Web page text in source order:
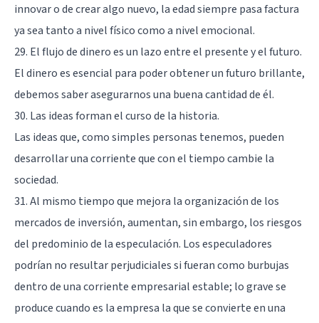
innovar o de crear algo nuevo, la edad siempre pasa factura
ya sea tanto a nivel físico como a nivel emocional.
29. El flujo de dinero es un lazo entre el presente y el futuro.
El dinero es esencial para poder obtener un futuro brillante,
debemos saber asegurarnos una buena cantidad de él.
30. Las ideas forman el curso de la historia.
Las ideas que, como simples personas tenemos, pueden
desarrollar una corriente que con el tiempo cambie la
sociedad.
31. Al mismo tiempo que mejora la organización de los
mercados de inversión, aumentan, sin embargo, los riesgos
del predominio de la especulación. Los especuladores
podrían no resultar perjudiciales si fueran como burbujas
dentro de una corriente empresarial estable; lo grave se
produce cuando es la empresa la que se convierte en una